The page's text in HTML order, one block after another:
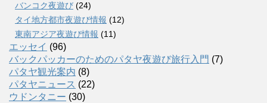
バンコク夜遊び (24)
タイ地方都市夜遊び情報 (12)
東南アジア夜遊び情報 (11)
エッセイ (96)
バックパッカーのためのパタヤ夜遊び旅行入門 (7)
パタヤ観光案内 (8)
パタヤニュース (22)
ウドンタニー (30)